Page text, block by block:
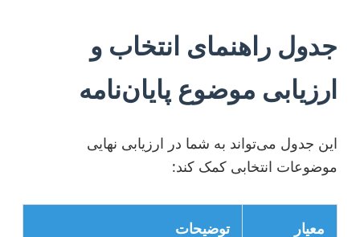
جدول راهنمای انتخاب و
ارزیابی موضوع پایان‌نامه
این جدول می‌تواند به شما در ارزیابی نهایی
موضوعات انتخابی کمک کند:
معیار توضیحات